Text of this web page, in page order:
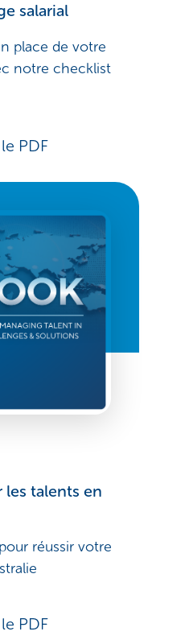
salarial
place de votre
notre checklist
PDF
les talents en
réussir votre
PDF